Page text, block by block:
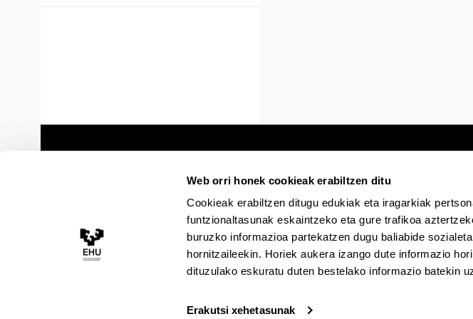
Web orri honek cookieak erabiltzen ditu
Cookieak erabiltzen ditugu edukiak eta iragarkiak
funtzionaltasunak eskaintzeko eta gure trafikoa
buruzko informazioa partekatzen dugu baliabide
hornitzaileekin. Horiek aukera izango dute informazio
dituzulako eskuratu duten bestelako informazio batekin
Erakutsi xehetasunak
Egoitza